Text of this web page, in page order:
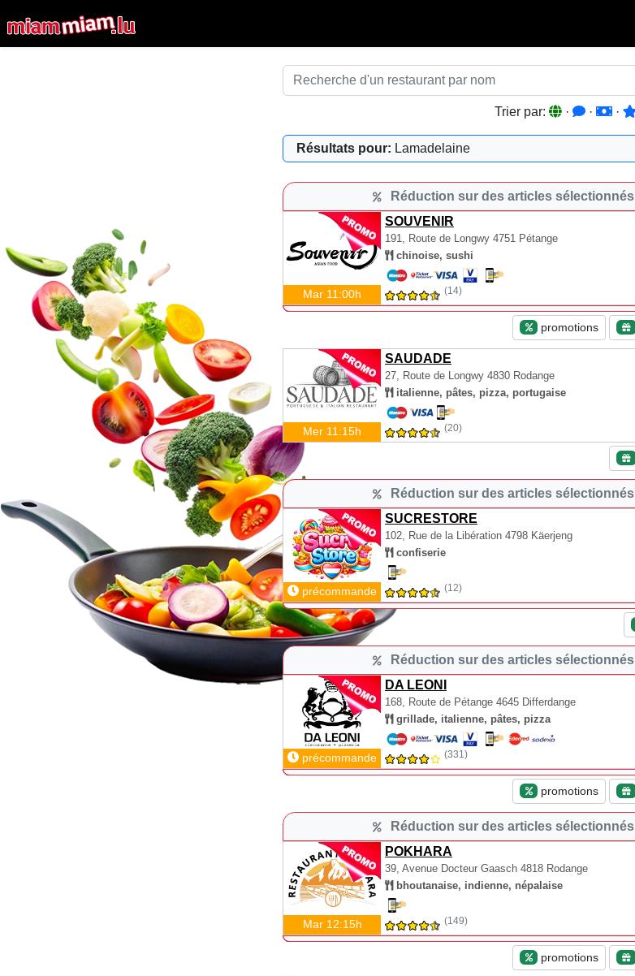
Trier par: · · ·
Résultats pour: Lamadelaine
Réduction sur des articles sélectionnés
SOUVENIR
191, Route de Longwy 4751 Pétange
chinoise, sushi
Mar 11:00h (14)
promotions
SAUDADE
27, Route de Longwy 4830 Rodange
italienne, pâtes, pizza, portugaise
Mer 11:15h (20)
Réduction sur des articles sélectionnés
SUCRESTORE
102, Rue de la Libération 4798 Käerjeng
confiserie
précommande (12)
Réduction sur des articles sélectionnés
DA LEONI
168, Route de Pétange 4645 Differdange
grillade, italienne, pâtes, pizza
précommande (331)
promotions
Réduction sur des articles sélectionnés
POKHARA
39, Avenue Docteur Gaasch 4818 Rodange
bhoutanaise, indienne, népalaise
Mar 12:15h (149)
promotions